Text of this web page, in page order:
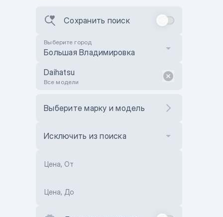
Сохранить поиск
Выберите город
Большая Владимировка
Daihatsu
Все модели
Выберите марку и модель
Исключить из поиска
Цена, От
Цена, До